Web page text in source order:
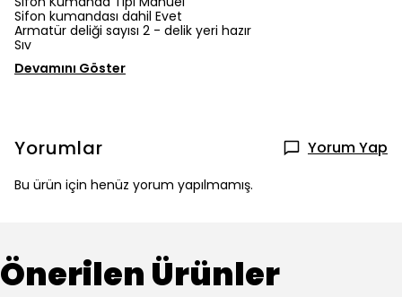
Sifon kumandası dahil Evet
Armatür deliği sayısı 2 - delik yeri hazır
Sıv
Devamını Göster
Yorumlar Yorum Yap
Bu ürün için henüz yorum yapılmamış.
Önerilen Ürünler